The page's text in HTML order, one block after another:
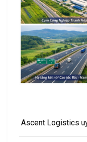
Ascent Logistics